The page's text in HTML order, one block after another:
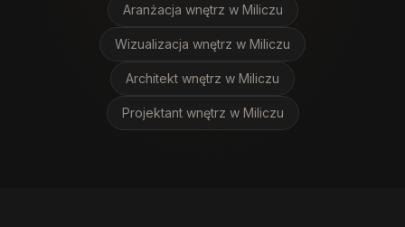
Aranżacja wnętrz w Miliczu
Wizualizacja wnętrz w Miliczu
Architekt wnętrz w Miliczu
Projektant wnętrz w Miliczu